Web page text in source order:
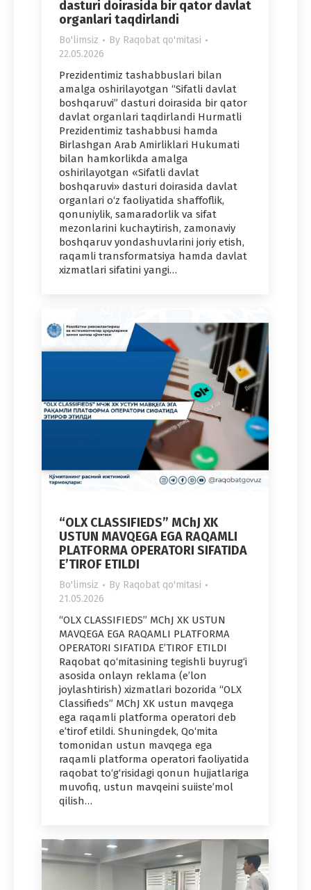
dasturi doirasida bir qator davlat
organlari taqdirlandi
Bo'limsiz By Raqobat qo'mitasi
22.05.2026
Prezidentimiz tashabbuslari bilan
amalga oshirilayotgan “Sifatli davlat
boshqaruvi” dasturi doirasida bir qator
davlat organlari taqdirlandi Hurmatli
Prezidentimiz tashabbusi hamda
Birlashgan Arab Amirliklari Hukumati
bilan hamkorlikda amalga
oshirilayotgan «Sifatli davlat
boshqaruvi» dasturi doirasida davlat
organlari o‘z faoliyatida shaffoflik,
qonuniylik, samaradorlik va sifat
mezonlarini kuchaytirish, zamonaviy
boshqaruv yondashuvlarini joriy etish,
raqamli transformatsiya hamda davlat
xizmatlari sifatini yangi…
“OLX CLASSIFIEDS” MChJ XK
USTUN MAVQEGA EGA RAQAMLI
PLATFORMA OPERATORI SIFATIDA
E’TIROF ETILDI
Bo'limsiz By Raqobat qo'mitasi
21.05.2026
“OLX CLASSIFIEDS” MChJ XK USTUN
MAVQEGA EGA RAQAMLI PLATFORMA
OPERATORI SIFATIDA E’TIROF ETILDI
Raqobat qo‘mitasining tegishli buyrug‘i
asosida onlayn reklama (e’lon
joylashtirish) xizmatlari bozorida “OLX
Classifieds” MChJ XK ustun mavqega
ega raqamli platforma operatori deb
e’tirof etildi. Shuningdek, Qo‘mita
tomonidan ustun mavqega ega
raqamli platforma operatori faoliyatida
raqobat to‘g‘risidagi qonun hujjatlariga
muvofiq, ustun mavqeini suiiste’mol
qilish…